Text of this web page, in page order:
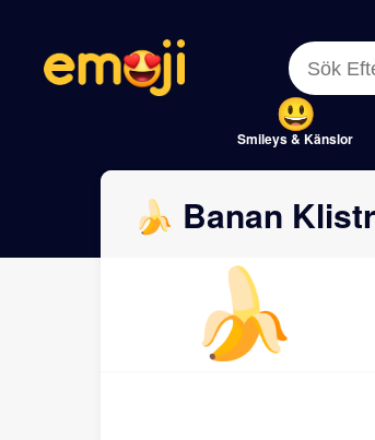
Smileys & Känslor
Close
Close
🍌 Banan
🍌